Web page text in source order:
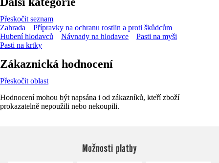
Přeskočit seznam
Zahrada
Přípravky na ochranu rostlin a proti škůdcům
Hubení hlodavců
Návnady na hlodavce
Pasti na myši
Pasti na krtky
Zákaznická hodnocení
Přeskočit oblast
Hodnocení mohou být napsána i od zákazníků, kteří zboží
prokazatelně nepoužili nebo nekoupili.
Možnosti platby